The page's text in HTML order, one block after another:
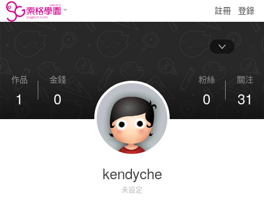
註冊 登錄
作品
1
金錢
0
關注
31
粉絲
0
kendyche
未設定